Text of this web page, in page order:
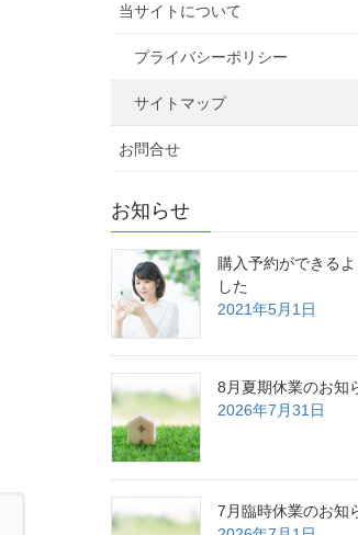
当サイトについて
プライバシーポリシー
サイトマップ
お問合せ
お知らせ
購入予約ができる
した
2021年5月1日
8月夏期休業のお知
2026年7月31日
7月臨時休業のお知